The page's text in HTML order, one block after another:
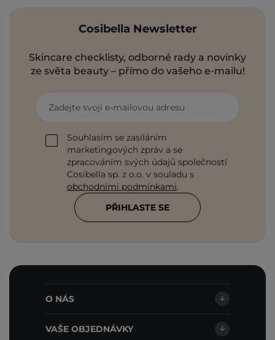
Cosibella Newsletter
Skincare checklisty, odborné rady a novinky
ze světa beauty – přímo do vašeho e-mailu!
Zadejte svoji e-mailovou adresu
Souhlasím se zasíláním
marketingových zpráv a se
zpracováním svých údajů společností
Cosibella sp. z o.o. v souladu s
obchodními podmínkami.
PŘIHLASTE SE
O NÁS
VAŠE OBJEDNÁVKY